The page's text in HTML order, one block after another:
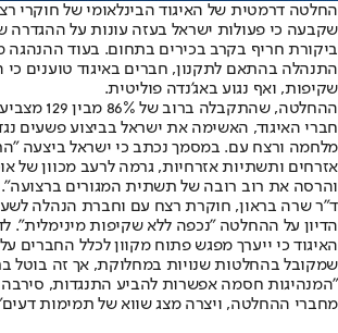
שקבעה כי פעולות ישראל בעזה עונות על ההגדרה
ביקורת חריף בקרב בכירים בתחום. בעוד
התנהלה בהתאם לתקנון, חברים באיגוד טוענים כי
שקיפות, ואף נגוע באג’נדה פוליטית.
חברי האיגוד, האשימה את ישראל בביצוע פשעים
מלחמה ורצח עם. במסמך נכתב כי ישראל ביצעה
אזרחים ותשתיות אזרחיות, גרמה לרעב מכוון של
והרסה את רוב רובה של תשתית המגורים ברצועה".
ד"ר שרה בראון, חוקרת רצח עם וחברת הנהלה
הדיון על ההחלטה "נכפה ללא שקיפות מינימלית".
האיגוד כי ייערך מפגש פתוח מקוון לכלל החברים
שמקובל בהחלטות שנויות במחלוקת, אך זה בוטל
"המנהיגות חסמה אפשרות להביע התנגדות,
מחברי ההחלטה, ויצרה מצג שווא של תמימות